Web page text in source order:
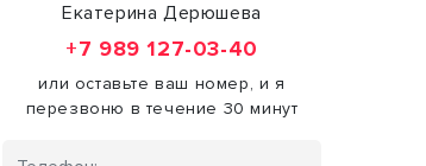
Екатерина Дерюшева
+7 989 127-03-40
или оставьте ваш номер, и я
перезвоню в течение 30 минут